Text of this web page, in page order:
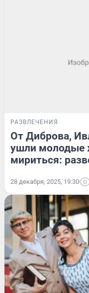
РАЗВЛЕЧЕНИЯ
От Диброва,
ушли молодые
мириться:
28 декабря, 2025, 19:30